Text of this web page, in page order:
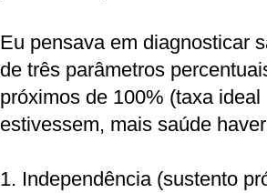
Eu pensava em diagnosticar
de três parâmetros
próximos de 100% (taxa
estivessem, mais saúde
1. Independência (sustento